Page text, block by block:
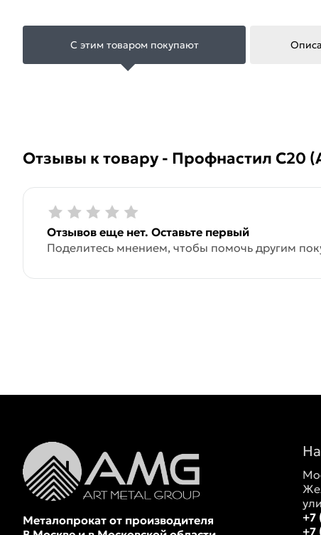
С этим товаром покупают
Отзывы к товару - Профнастил С20
Отзывов еще нет. Оставьте первый
Поделитесь мнением, чтобы помочь другим
Металопрокат от производителя
+7
+7